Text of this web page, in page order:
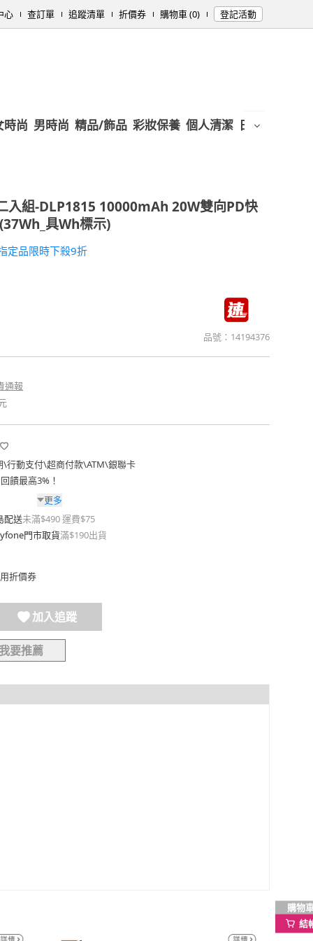
心 查訂單 追蹤清單 折價券 購物車 (0) 登記活動
時尚 男時尚 精品/飾品 彩妝保養 個人清潔 日用/紙品
入組-DLP1815 10000mAh 20W雙向PD快
具Wh標示)
定品限時下殺9折
品號： 14194376
通報
\行動支付\超商付款\ATM\銀聯卡
饋最高3%！
更多
配送未滿$490 運費$75
門市取貨滿$190出貨
折價券
加入追蹤
要推薦
購物
結